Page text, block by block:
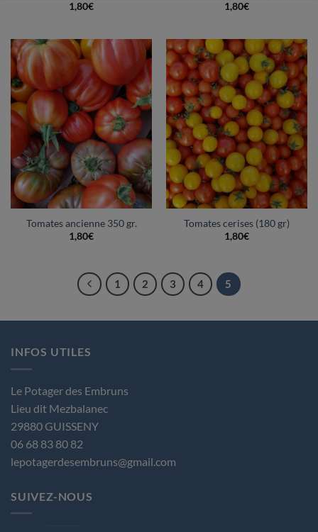
1,80€
1,80€
Tomates ancienne 350 gr.
1,80€
Tomates cerises (180 gr)
1,80€
1 2 3 4 5
INFOS UTILES
Le Potager des Embruns
Lieu dit Mezbalanec
29880 GUISSENY
06 68 83 80 82
lepotagerdesembruns@gmail.com
SUIVEZ-NOUS